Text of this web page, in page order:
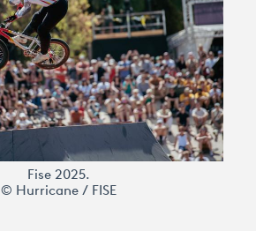
Fise 2025.
© Hurricane / FISE